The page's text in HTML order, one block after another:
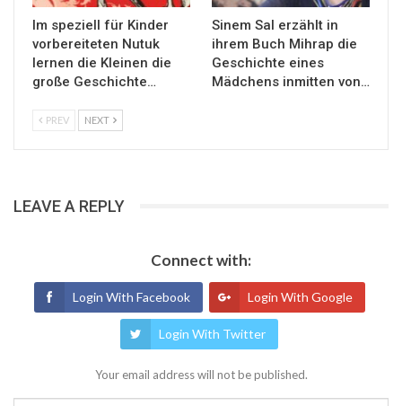
Im speziell für Kinder
vorbereiteten Nutuk
lernen die Kleinen die
große Geschichte…
Sinem Sal erzählt in
ihrem Buch Mihrap die
Geschichte eines
Mädchens inmitten von…
PREV NEXT
LEAVE A REPLY
Connect with:
Login With Facebook Login With Google
Login With Twitter
Your email address will not be published.